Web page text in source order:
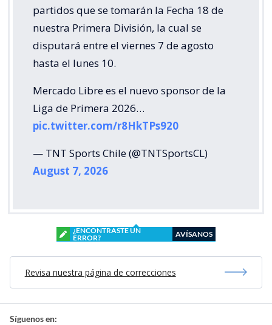
partidos que se tomarán la Fecha 18 de
nuestra Primera División, la cual se
disputará entre el viernes 7 de agosto
hasta el lunes 10.
Mercado Libre es el nuevo sponsor de la
Liga de Primera 2026…
pic.twitter.com/r8HkTPs920
— TNT Sports Chile (@TNTSportsCL)
August 7, 2026
¿ENCONTRASTE UN
ERROR?
AVÍSANOS
Revisa nuestra página de correcciones
Síguenos en: